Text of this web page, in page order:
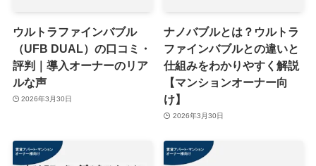
ウルトラファインバブル
（UFB DUAL）の口コミ・
評判｜導入オーナーのリア
ルな声
2026年3月30日
ナノバブルとは？ウルトラ
ファインバブルとの違いと
仕組みをわかりやすく解説
【マンションオーナー向
け】
2026年3月30日